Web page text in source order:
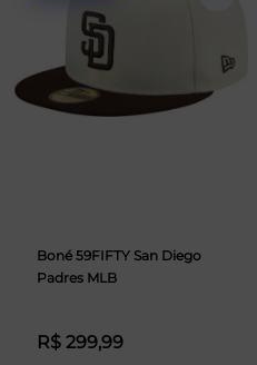
Boné 59FIFTY San Diego
Padres MLB
R$ 299,99